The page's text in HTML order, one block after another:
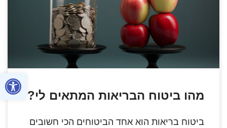
פתח
מהו ביטוח הבריאות המתאים לי?
ביטוח בריאות הוא אחד הביטוחים הכי חשובים